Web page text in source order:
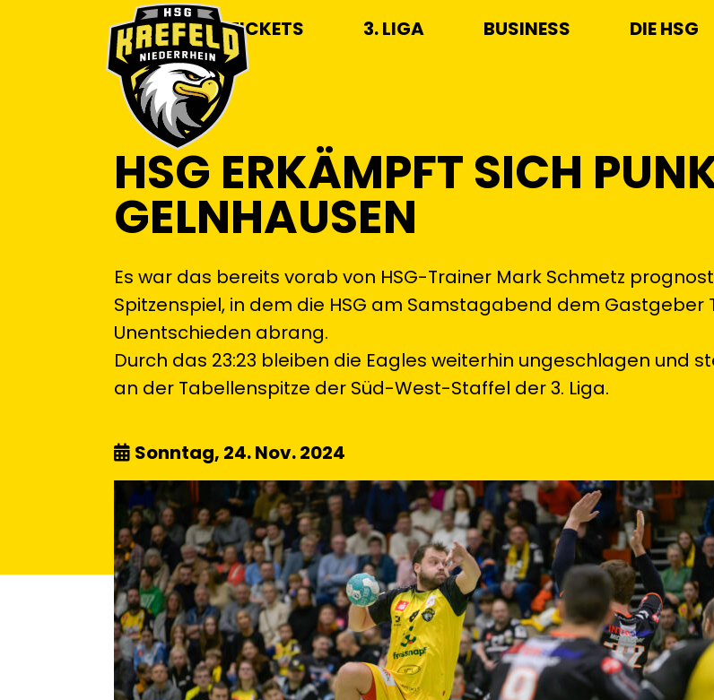
TICKETS 3. LIGA BUSINESS DIE HSG
HSG ERKÄMPFT SICH
GELNHAUSEN
Es war das bereits vorab von HSG-Trainer Mark Schmetz
Spitzenspiel, in dem die HSG am Samstagabend dem Gastgeber
Unentschieden abrang.
Durch das 23:23 bleiben die Eagles weiterhin ungeschlagen und
an der Tabellenspitze der Süd-West-Staffel der 3. Liga.
Sonntag, 24. Nov. 2024